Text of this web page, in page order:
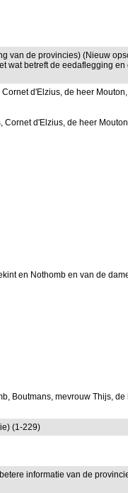
van de provincies) (Nieuw
betreft de eedaflegging
d'Elzius, de heer
d'Elzius, de heer
en Nothomb en van de
Boutmans, mevrouw Thijs,
(1-229)
informatie van de